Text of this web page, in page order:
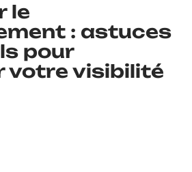
le
: astuces
pour
votre visibilité